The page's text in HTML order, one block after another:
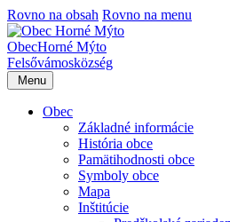
Rovno na obsah Rovno na menu
ObecHorné Mýto
Felsővámosközség
Menu
Obec
Základné informácie
História obce
Pamätihodnosti obce
Symboly obce
Mapa
Inštitúcie